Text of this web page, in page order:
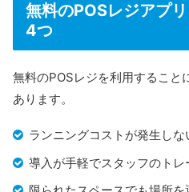
無料のPOSレジアプ
4つ
無料のPOSレジを利用すること
あります。
ランニングコストが発生しな
導入が手軽でスタッフのト